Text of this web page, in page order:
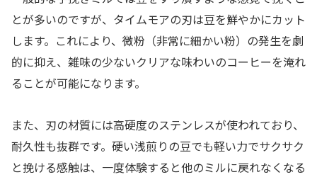
とが多いのですが、タイムモアの刃は豆を鮮やかにカット
します。これにより、微粉（非常に細かい粉）の発生を劇
的に抑え、雑味の少ないクリアな味わいのコーヒーを淹れ
ることが可能になります。
また、刃の材質には高硬度のステンレスが使われており、
耐久性も抜群です。硬い浅煎りの豆でも軽い力でサクサク
と挽ける感触は、一度体験すると他のミルに戻れなくなる